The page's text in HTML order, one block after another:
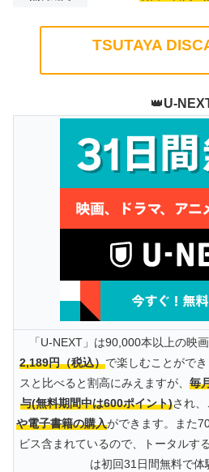
TSUTAYA
👑U-
「U-NEXT」は90,000本以上の映
2,189円（税込）で楽しむことがで
スと比べると割高にみえますが、 毎
与(無料期間中は600ポイント)され
や電子書籍の購入ができます。また
ビス含まれているので、トータルす
は初回31日間無料で体